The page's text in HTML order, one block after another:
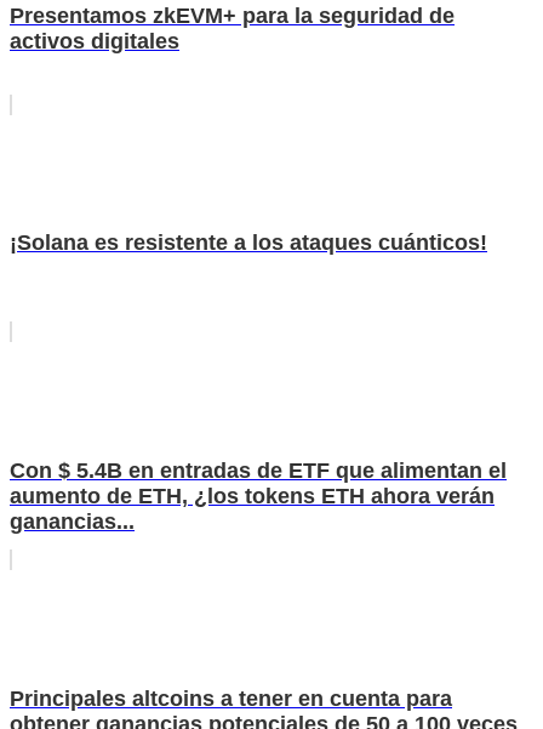
Presentamos zkEVM+ para la seguridad de
activos digitales
¡Solana es resistente a los ataques cuánticos!
Con $ 5.4B en entradas de ETF que alimentan el
aumento de ETH, ¿los tokens ETH ahora verán
ganancias...
Principales altcoins a tener en cuenta para